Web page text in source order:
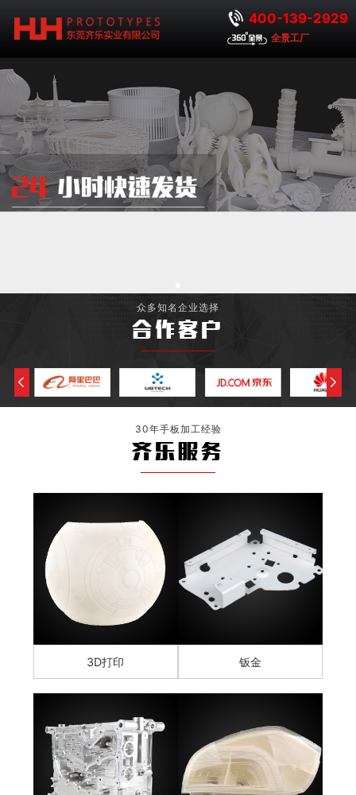
400-139-2929
全景工厂
众多知名企业选择
合作客户
30年手板加工经验
齐乐服务
3D打印 钣金